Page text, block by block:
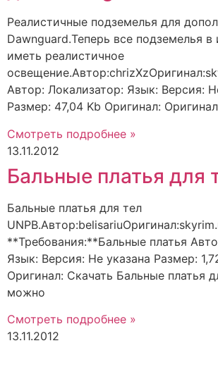
Реалистичные подземелья для
Dawnguard.Теперь все подземелья в
иметь реалистичное
Автор: Локализатор: Язык: Версия:
Размер: 47,04 Kb Оригинал:
Смотреть подробнее »
13.11.2012
Бальные платья для
Бальные платья для тел
**Требования:**Бальные платья
Язык: Версия: Не указана Размер:
Оригинал: Скачать Бальные платья
можно
Смотреть подробнее »
13.11.2012